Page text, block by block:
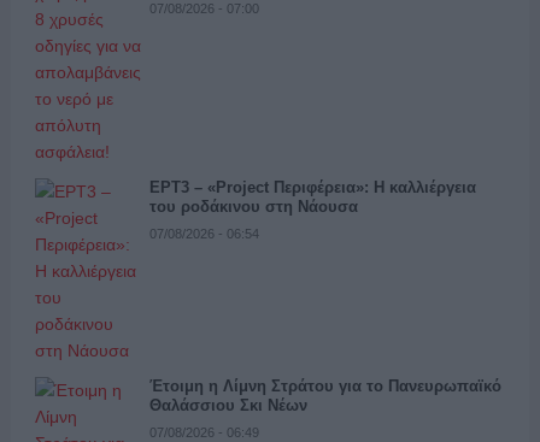
07/08/2026 - 07:00
ΕΡΤ3 – «Project Περιφέρεια»: Η καλλιέργεια
του ροδάκινου στη Νάουσα
07/08/2026 - 06:54
Έτοιμη η Λίμνη Στράτου για το Πανευρωπαϊκό
Θαλάσσιου Σκι Νέων
07/08/2026 - 06:49